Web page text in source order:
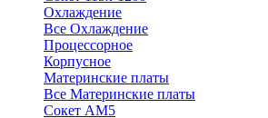
Охлаждение
Все Охлаждение
Процессорное
Корпусное
Материнские платы
Все Материнские платы
Сокет АМ5